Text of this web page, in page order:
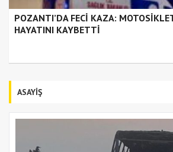
POZANTI’DA FECİ KAZA:
HAYATINI KAYBETTİ
ASAYİŞ